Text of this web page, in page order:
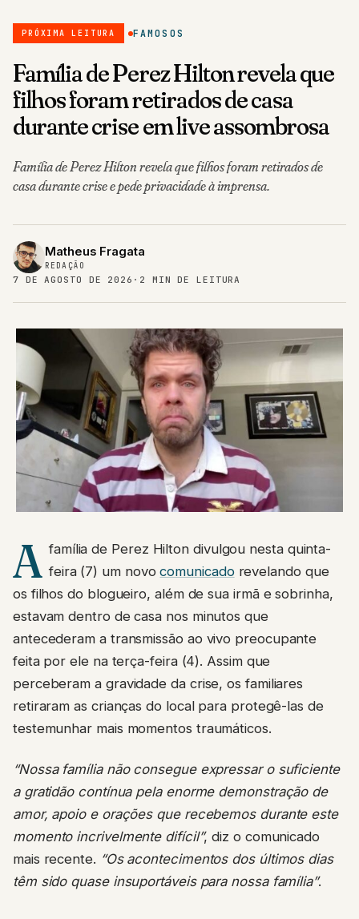
PRÓXIMA LEITURA FAMOSOS
Família de Perez Hilton revela que
filhos foram retirados de casa
durante crise em live assombrosa
Família de Perez Hilton revela que filhos foram retirados de
casa durante crise e pede privacidade à imprensa.
Matheus Fragata
REDAÇÃO
7 DE AGOSTO DE 2026 · 2 MIN DE LEITURA
A família de Perez Hilton divulgou nesta quinta-
feira (7) um novocomunicadorevelando que
os filhos do blogueiro, além de sua irmã e sobrinha,
estavam dentro de casa nos minutos que
antecederam a transmissão ao vivo preocupante
feita por ele na terça-feira (4). Assim que
perceberam a gravidade da crise, os familiares
retiraram as crianças do local para protegê-las de
testemunhar mais momentos traumáticos.
“Nossa família não consegue expressar o suficiente
a gratidão contínua pela enorme demonstração de
amor, apoio e orações que recebemos durante este
momento incrivelmente difícil”, diz o comunicado
mais recente. “Os acontecimentos dos últimos dias
têm sido quase insuportáveis para nossa família”.